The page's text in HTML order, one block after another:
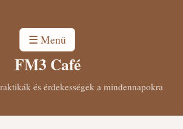
☰ Menü
FM3 Café
és érdekességek a mindennapokra